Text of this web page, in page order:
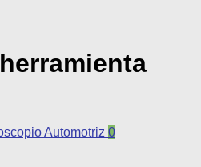
herramienta
0